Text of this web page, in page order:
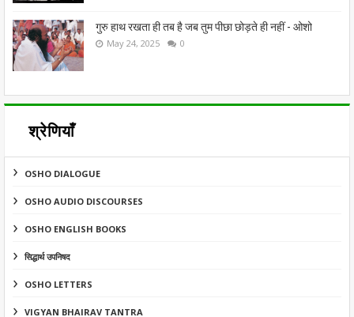
गुरु हाथ रखता ही तब है जब तुम पीछा छोड़ते ही नहीं - ओशो
May 24, 2025 0
श्रेणियाँ
OSHO DIALOGUE
OSHO AUDIO DISCOURSES
OSHO ENGLISH BOOKS
सिद्धार्थ उपनिषद
OSHO LETTERS
VIGYAN BHAIRAV TANTRA